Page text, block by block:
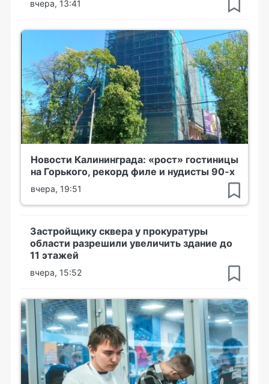
вчера, 13:41
Новости Калининграда: «рост» гостиницы
на Горького, рекорд филе и нудисты 90-х
вчера, 19:51
Застройщику сквера у прокуратуры
области разрешили увеличить здание до
11 этажей
вчера, 15:52